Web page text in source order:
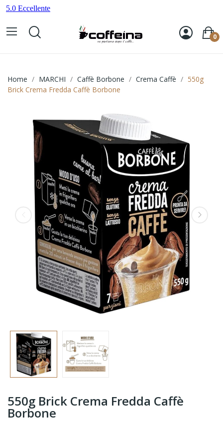
0
Home MARCHI Caffè Borbone Crema Caffè
550g
Brick Crema Fredda Caffè Borbone
550g Brick Crema Fredda Caffè
Borbone